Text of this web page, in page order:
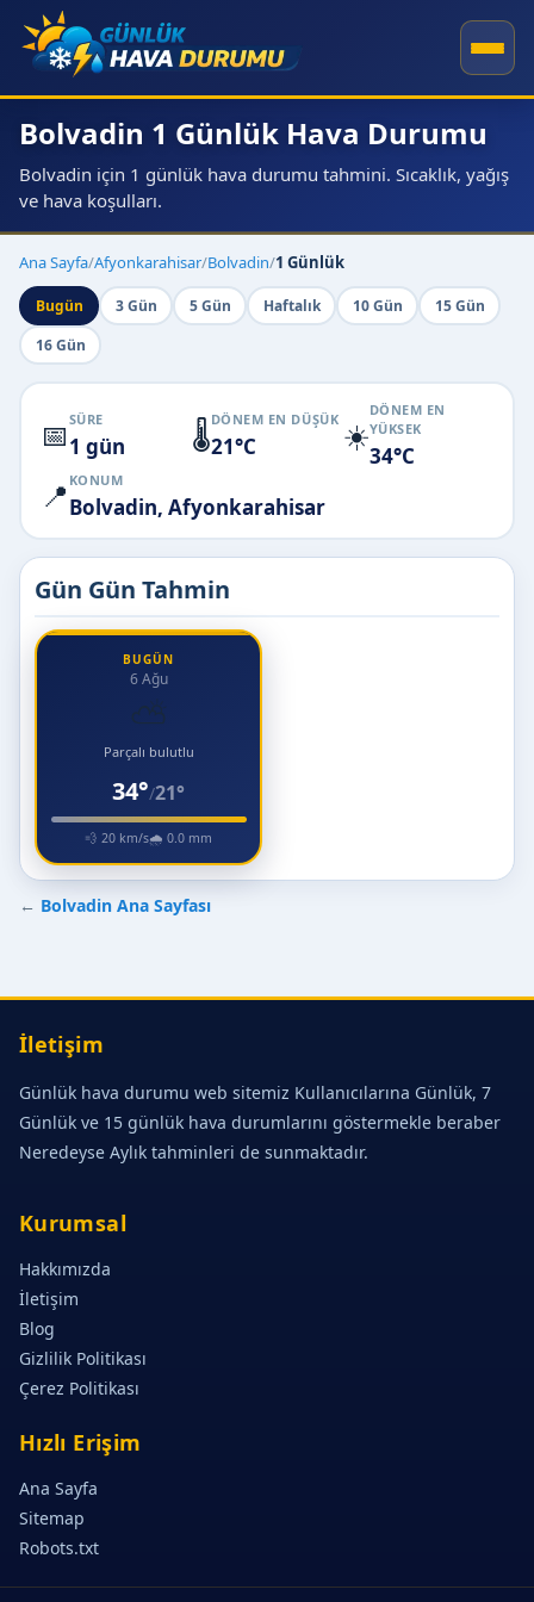
Bolvadin 1 Günlük Hava Durumu
Bolvadin için 1 günlük hava durumu tahmini. Sıcaklık, yağış
ve hava koşulları.
Ana Sayfa/Afyonkarahisar/Bolvadin/1 Günlük
Bugün 3 Gün 5 Gün Haftalık 10 Gün
15 Gün
16 Gün
📅 SÜRE
1 gün 🌡️DÖNEM EN DÜŞÜK
21°C ☀️
DÖNEM EN
YÜKSEK
34°C
📍 KONUM
Bolvadin, Afyonkarahisar
Gün Gün Tahmin
BUGÜN
6 Ağu
⛅
Parçalı bulutlu
34°/21°
💨 20 km/s🌧 0.0 mm
← Bolvadin Ana Sayfası
İletişim
Günlük hava durumu web sitemiz Kullanıcılarına Günlük, 7
Günlük ve 15 günlük hava durumlarını göstermekle beraber
Neredeyse Aylık tahminleri de sunmaktadır.
Kurumsal
Hakkımızda
İletişim
Blog
Gizlilik Politikası
Çerez Politikası
Hızlı Erişim
Ana Sayfa
Sitemap
Robots.txt